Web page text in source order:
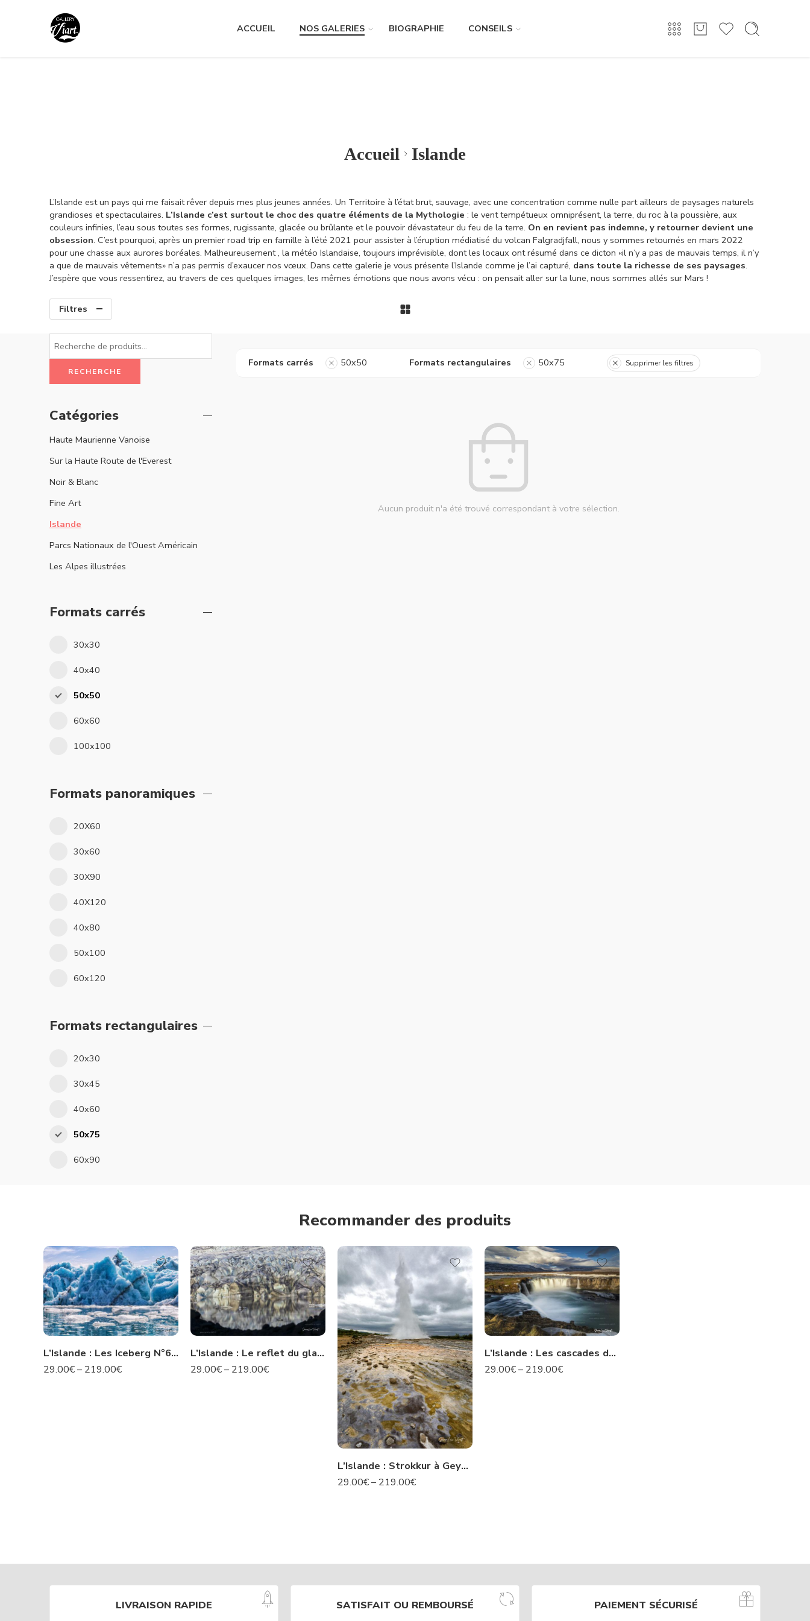
Nous contacter :
ACCUEIL
NOS GALERIES BIOGRAPHIE CONSEILS
Accueil Islande
L’Islande est un pays qui me faisait rêver depuis mes plus jeunes années. Un Territoire à l’état brut, sauvage, avec une concentration comme nulle part ailleurs de paysages naturels
grandioses et spectaculaires. L’Islande c’est surtout le choc des quatre éléments de la Mythologie : le vent tempétueux omniprésent, la terre, du roc à la poussière, aux
couleurs infinies, l’eau sous toutes ses formes, rugissante, glacée ou brûlante et le pouvoir dévastateur du feu de la terre. On en revient pas indemne, y retourner devient une
obsession. C’est pourquoi, après un premier road trip en famille à l’été 2021 pour assister à l’éruption médiatisé du volcan Falgradjfall, nous y sommes retournés en mars 2022
pour une chasse aux aurores boréales. Malheureusement , la météo Islandaise, toujours imprévisible, dont les locaux ont résumé dans ce dicton «il n’y a pas de mauvais temps, il n’y
a que de mauvais vêtements» n’a pas permis d’exaucer nos vœux. Dans cette galerie je vous présente l’Islande comme je l’ai capturé, dans toute la richesse de ses paysages.
J’espère que vous ressentirez, au travers de ces quelques images, les mêmes émotions que nous avons vécu : on pensait aller sur la lune, nous sommes allés sur Mars !
Filtres
Formats carrés 50x50 Formats rectangulaires 50x75 Supprimer les filtres
Aucun produit n'a été trouvé correspondant à votre sélection.
RECHERCHE
Catégories
Haute Maurienne Vanoise
Sur la Haute Route de l'Everest
Noir & Blanc
Fine Art
Islande
Parcs Nationaux de l'Ouest Américain
Les Alpes illustrées
Formats carrés
30x30
40x40
50x50
60x60
100x100
Formats panoramiques
20X60
30x60
30X90
40X120
40x80
50x100
60x120
Formats rectangulaires
20x30
30x45
40x60
50x75
60x90
Recommander des produits
L’Islande : Les Iceberg N°63 IS
29.00€– 219.00€
L’Islande : Le reflet du glacier -N° 22 IS
29.00€– 219.00€
L’Islande : Strokkur à Geysir – N°50 IS
29.00€– 219.00€
L’Islande : Les cascades de Godafoss -N° 74 IS
29.00€– 219.00€
LIVRAISON RAPIDE SATISFAIT OU REMBOURSÉ PAIEMENT SÉCURISÉ